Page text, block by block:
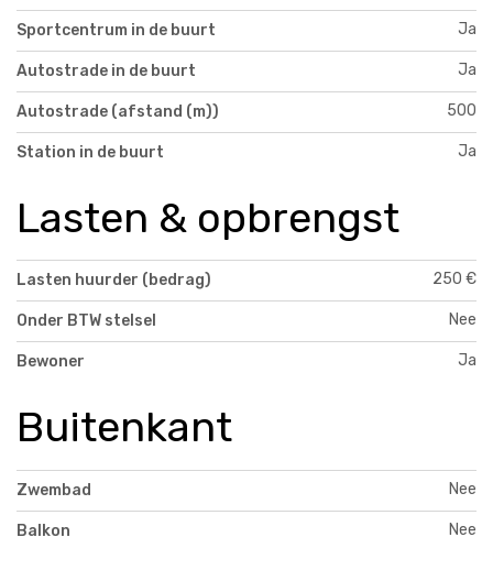
Sportcentrum in de buurt Ja
Autostrade in de buurt Ja
Autostrade (afstand (m)) 500
Station in de buurt Ja
Lasten & opbrengst
Lasten huurder (bedrag) 250 €
Onder BTW stelsel Nee
Bewoner Ja
Buitenkant
Zwembad Nee
Balkon Nee